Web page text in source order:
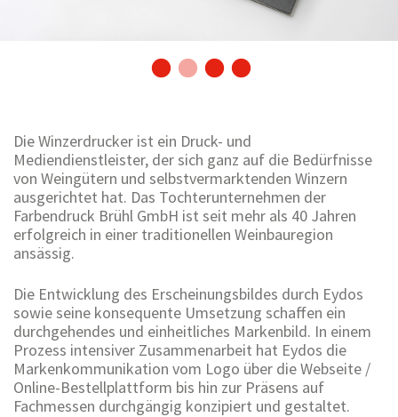
Die Winzerdrucker ist ein Druck- und
Mediendienstleister, der sich ganz auf die Bedürfnisse
von Weingütern und selbstvermarktenden Winzern
ausgerichtet hat. Das Tochterunternehmen der
Farbendruck Brühl GmbH ist seit mehr als 40 Jahren
erfolgreich in einer traditionellen Weinbauregion
ansässig.
Die Entwicklung des Erscheinungsbildes durch Eydos
sowie seine konsequente Umsetzung schaffen ein
durchgehendes und einheitliches Markenbild. In einem
Prozess intensiver Zusammenarbeit hat Eydos die
Markenkommunikation vom Logo über die Webseite /
Online-Bestellplattform bis hin zur Präsens auf
Fachmessen durchgängig konzipiert und gestaltet.